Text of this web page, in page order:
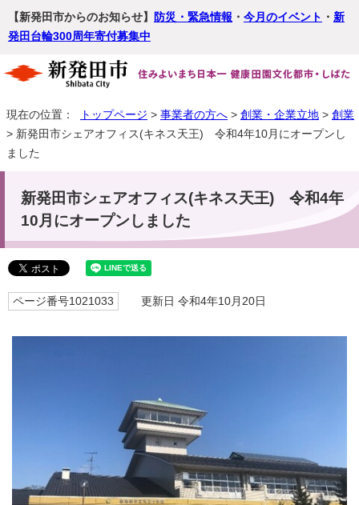
【新発田市からのお知らせ】 防災・緊急情報 ・ 今月のイベント ・ 新
発田台輪300周年寄付募集中
現在の位置： トップページ > 事業者の方へ > 創業・企業立地 > 創業
> 新発田市シェアオフィス(キネス天王) 令和4年10月にオープンし
ました
新発田市シェアオフィス(キネス天王) 令和4年
10月にオープンしました
ページ番号1021033 更新日 令和4年10月20日